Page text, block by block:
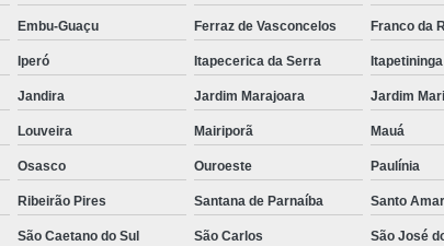
Banho Industrial
Branca Manicure
Aluguel de Toalha de Pedicure
para Manicure Branca
Locação de Toalha de
Manicure Branca
Locação de Toalha Manicure
Manicure
Locação de Toalha para Manicure e
Pedicure
Locação de Toalha para Pedicure e
Embu-Guaçu Ferraz de Vasconcelos Franco da
Iperó Itapecerica da Serra Itapetininga
Jandira Jardim Marajoara Jardim
Louveira Mairiporã Mauá
Osasco Ouroeste Paulínia
Ribeirão Pires Santana de Parnaíba Santo
São Caetano do Sul São Carlos São José